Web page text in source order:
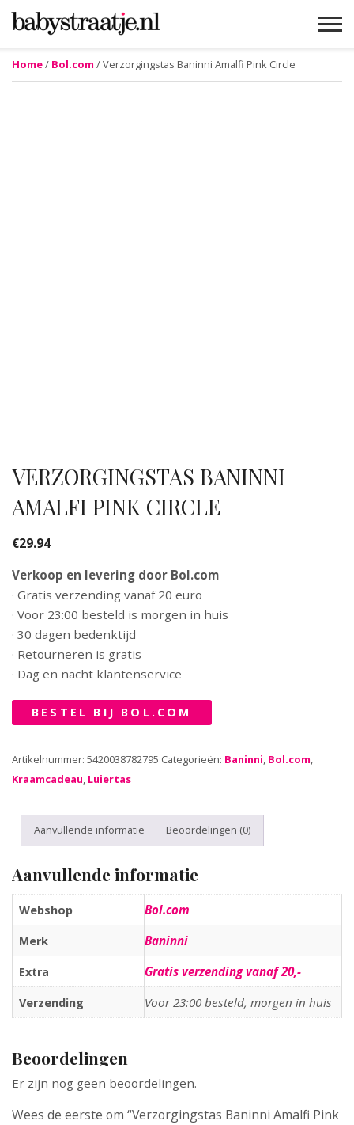
MAMAVLOGS
ZWANGER
BABY
LIFESTYLE
MUSTHAVES
CELEBS
ADVIES
WEBSHOPS
GRATIS
WIN
KORTINGEN
Home/ Bol.com / Verzorgingstas Baninni Amalfi Pink Circle
VERZORGINGSTAS BANINNI
AMALFI PINK CIRCLE
€29.94
Verkoop en levering door Bol.com
· Gratis verzending vanaf 20 euro
· Voor 23:00 besteld is morgen in huis
· 30 dagen bedenktijd
· Retourneren is gratis
· Dag en nacht klantenservice
BESTEL BIJ BOL.COM
Artikelnummer: 5420038782795 Categorieën: Baninni, Bol.com,
Kraamcadeau, Luiertas
Aanvullende informatie Beoordelingen (0)
Aanvullende informatie
Webshop Bol.com
Merk Baninni
Extra Gratis verzending vanaf 20,-
Verzending Voor 23:00 besteld, morgen in huis
Beoordelingen
Er zijn nog geen beoordelingen.
Wees de eerste om “Verzorgingstas Baninni Amalfi Pink